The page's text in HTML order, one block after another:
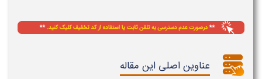
عناوین اصلی این مقاله